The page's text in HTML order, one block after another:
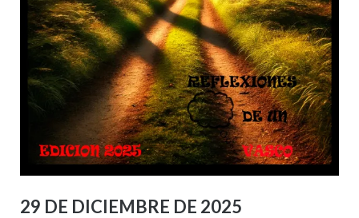
29 DE DICIEMBRE DE 2025